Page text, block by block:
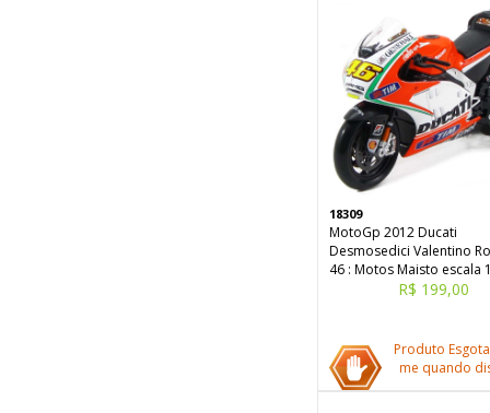
18309
MotoGp 2012 Ducati
Desmosedici Valentino
46 : Motos Maisto escala
R$ 199,00
Produto
me quando